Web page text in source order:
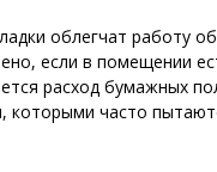
облегчат работу
если в помещении
расход бумажных
которыми часто